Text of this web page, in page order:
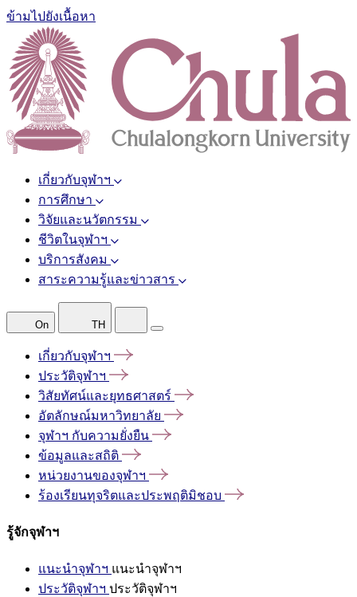
ข้ามไปยังเนื้อหา
เกี่ยวกับจุฬาฯ
การศึกษา
วิจัยและนวัตกรรม
ชีวิตในจุฬาฯ
บริการสังคม
สาระความรู้และข่าวสาร
On TH
เกี่ยวกับจุฬาฯ
ประวัติจุฬาฯ
วิสัยทัศน์และยุทธศาสตร์
อัตลักษณ์มหาวิทยาลัย
จุฬาฯ กับความยั่งยืน
ข้อมูลและสถิติ
หน่วยงานของจุฬาฯ
ร้องเรียนทุจริตและประพฤติมิชอบ
รู้จักจุฬาฯ
แนะนำจุฬาฯ แนะนำจุฬาฯ
ประวัติจุฬาฯ ประวัติจุฬาฯ